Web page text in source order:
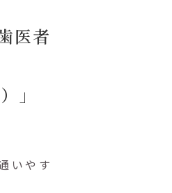
医者
」
いやす